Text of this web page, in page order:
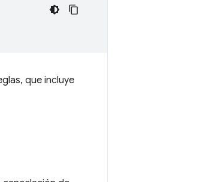
que incluye